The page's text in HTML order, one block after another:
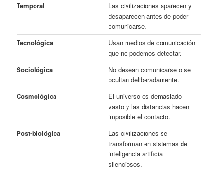
Temporal
Las civilizaciones aparecen y
desaparecen antes de poder
comunicarse.
Tecnológica
Usan medios de comunicación
que no podemos detectar.
Sociológica
No desean comunicarse o se
ocultan deliberadamente.
Cosmológica
El universo es demasiado
vasto y las distancias hacen
imposible el contacto.
Post‑biológica
Las civilizaciones se
transforman en sistemas de
inteligencia artificial
silenciosos.